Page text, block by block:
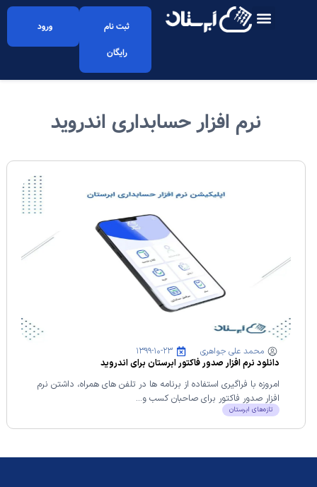
ثبت نام
رایگان
ورود
نرم افزار حسابداری اندروید
محمد علی جواهری
۱۳۹۹-۱۰-۲۳
دانلود نرم افزار صدور فاکتور ابرستان برای اندروید
امروزه با فراگیری استفاده از برنامه ها در تلفن های همراه، داشتن نرم
افزار صدور فاکتور برای صاحبان کسب و...
تازه‌های ابرستان